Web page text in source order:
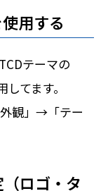
用する
テーマの
してます。
観」→「テー
ロゴ・タ